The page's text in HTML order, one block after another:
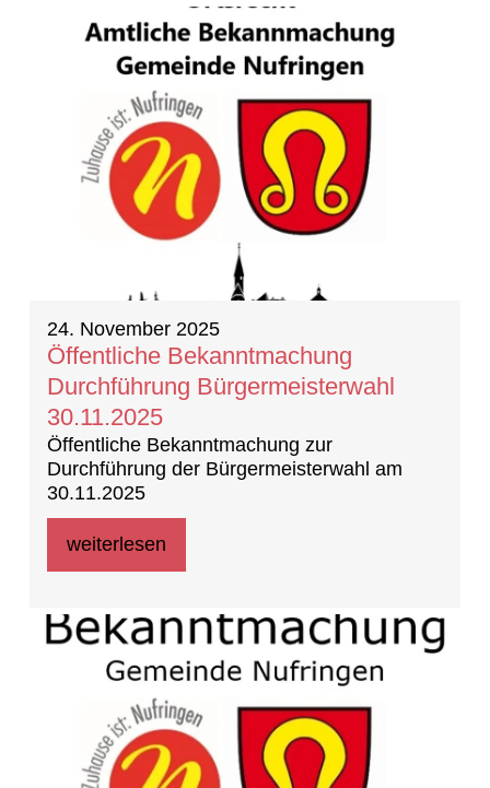
24. November 2025
Öffentliche Bekanntmachung
Durchführung Bürgermeisterwahl
30.11.2025
Öffentliche Bekanntmachung zur
Durchführung der Bürgermeisterwahl am
30.11.2025
weiterlesen